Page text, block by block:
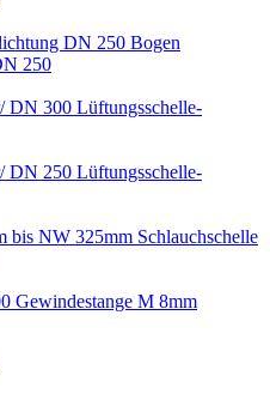
Bogen
250
Lüftungsschelle-
Lüftungsschelle-
Schlauchschelle
Gewindestange M 8mm